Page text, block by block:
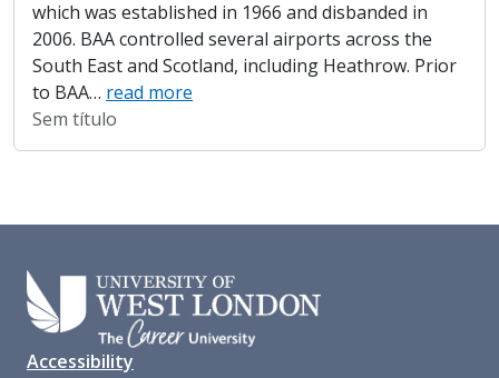
which was established in 1966 and disbanded in
2006. BAA controlled several airports across the
South East and Scotland, including Heathrow. Prior
to BAA… read more
Sem título
Accessibility